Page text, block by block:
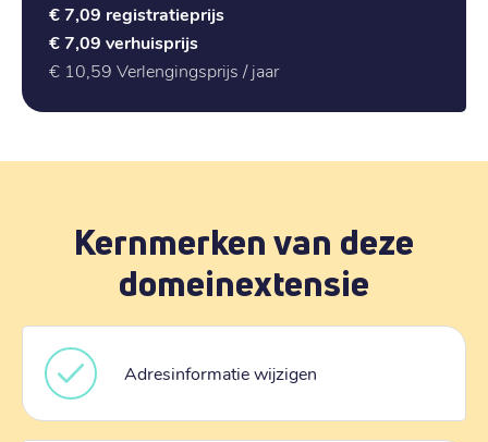
€ 7,09 registratieprijs
€ 7,09 verhuisprijs
€ 10,59 Verlengingsprijs / jaar
Kernmerken van deze
domeinextensie
Adresinformatie wijzigen